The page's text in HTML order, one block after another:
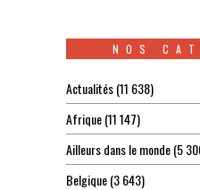
NOS
Actualités(11 638)
Afrique(11 147)
Ailleurs dans le monde(5
Belgique(3 643)